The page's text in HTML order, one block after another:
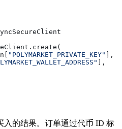
"POLYMARKET_PRIVATE_KEY"
],
],
入的结果。订单通过代币 ID 标